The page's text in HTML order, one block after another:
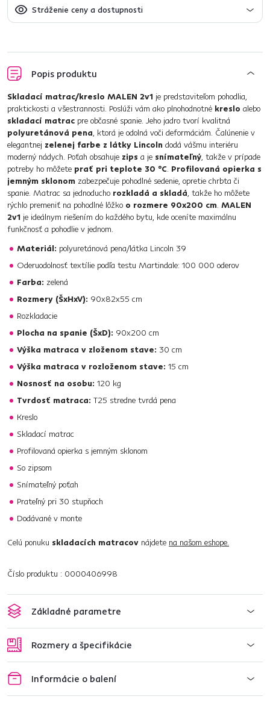
Stráženie ceny a dostupnosti
Popis produktu
Skladací matrac/kreslo MALEN 2v1 je predstaviteľom pohodlia,
praktickosti a všestrannosti. Poslúži vám ako plnohodnotné kreslo alebo
skladací matrac pre občasné spanie. Jeho jadro tvorí kvalitná
polyuretánová pena, ktorá je odolná voči deformáciám. Čalúnenie v
elegantnej zelenej farbe z látky Lincoln dodá vášmu interiéru
moderný nádych. Poťah obsahuje zips a je snímateľný, takže v prípade
potreby ho môžete prať pri teplote 30 °C. Profilovaná opierka s
jemným sklonom zabezpečuje pohodlné sedenie, opretie chrbta či
spanie. Matrac sa jednoducho rozkladá a skladá, takže ho môžete
rýchlo premeniť na pohodlné lôžko o rozmere 90x200 cm. MALEN
2v1 je ideálnym riešením do každého bytu, kde oceníte maximálnu
funkčnosť a pohodlie v jednom.
Materiál: polyuretánová pena/látka Lincoln 39
Oderuodolnosť textílie podľa testu Martindale: 100 000 oderov
Farba: zelená
Rozmery (ŠxHxV): 90x82x55 cm
Rozkladacie
Plocha na spanie (ŠxD): 90x200 cm
Výška matraca v zloženom stave: 30 cm
Výška matraca v rozloženom stave: 15 cm
Nosnosť na osobu: 120 kg
Tvrdosť matraca: T25 stredne tvrdá pena
Kreslo
Skladací matrac
Profilovaná opierka s jemným sklonom
So zipsom
Snímateľný poťah
Prateľný pri 30 stupňoch
Dodávané v monte
Celú ponuku skladacích matracov nájdete na našom eshope.
Číslo produktu : 0000406998
Základné parametre
Rozmery a špecifikácie
Informácie o balení